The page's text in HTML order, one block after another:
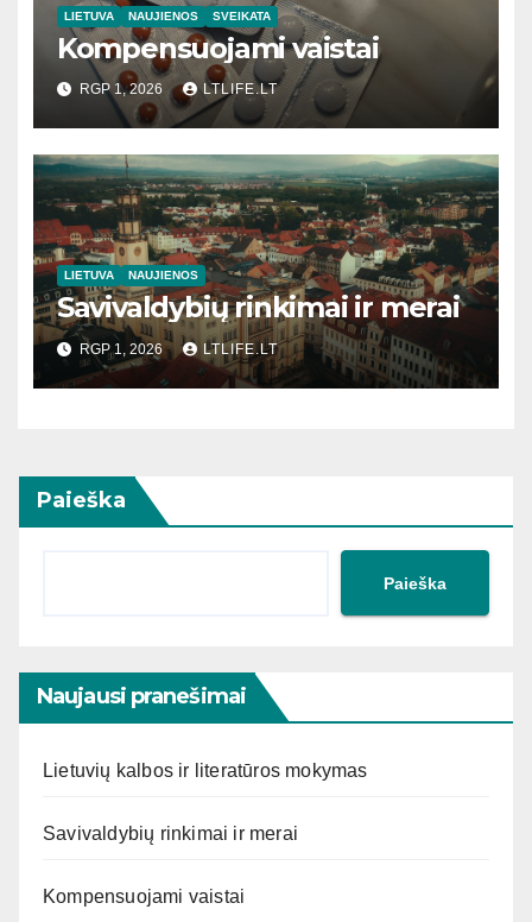
LIETUVA NAUJIENOS SVEIKATA
Kompensuojami vaistai
RGP 1, 2026 LTLIFE.LT
LIETUVA NAUJIENOS
Savivaldybių rinkimai ir merai
RGP 1, 2026 LTLIFE.LT
Paieška
Paieška
Naujausi pranešimai
Lietuvių kalbos ir literatūros mokymas
Savivaldybių rinkimai ir merai
Kompensuojami vaistai